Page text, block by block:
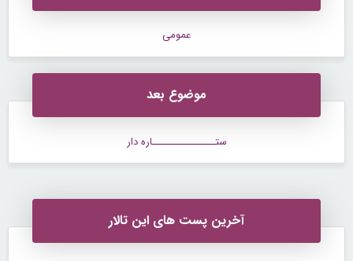
عمومی
موضوع بعد
ستــــــــــــــــاره دار
آخرین پست های این تالار